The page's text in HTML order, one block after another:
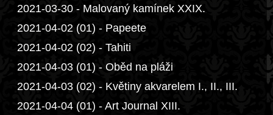
2021-03-30 - Malovaný kamínek XXIX.
2021-04-02 (01) - Papeete
2021-04-02 (02) - Tahiti
2021-04-03 (01) - Oběd na pláži
2021-04-03 (02) - Květiny akvarelem I., II., III.
2021-04-04 (01) - Art Journal XIII.